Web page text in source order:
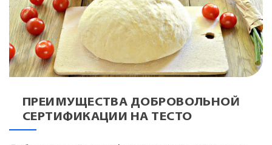
ПРЕИМУЩЕСТВА ДОБРОВОЛЬНОЙ
СЕРТИФИКАЦИИ НА ТЕСТО